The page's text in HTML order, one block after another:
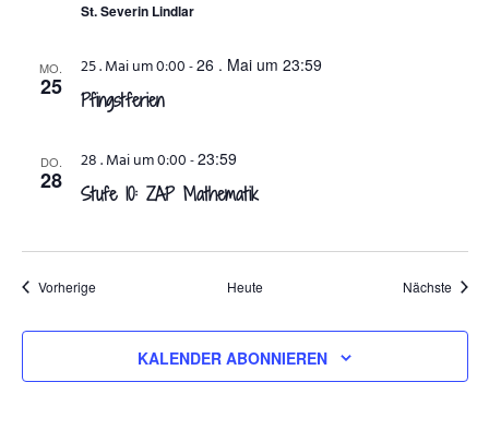
St. Severin Lindlar
MO.
25
25 . Mai um 0:00 -26 . Mai um 23:59
Pfingstferien
DO.
28
28 . Mai um 0:00 -23:59
Stufe 10: ZAP Mathematik
VorherigeVeranstaltungen Heute Nächste
KALENDER ABONNIEREN